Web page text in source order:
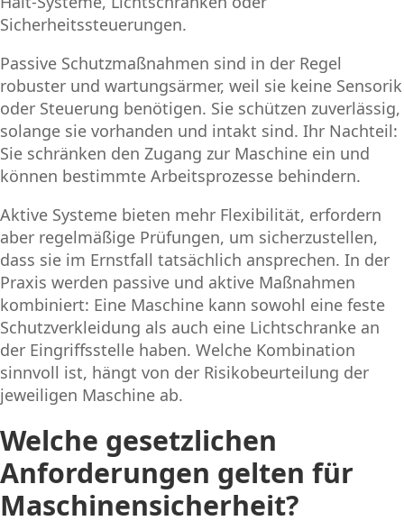
Sicherheitssteuerungen.
Passive Schutzmaßnahmen sind in der Regel
robuster und wartungsärmer, weil sie keine Sensorik
oder Steuerung benötigen. Sie schützen zuverlässig,
solange sie vorhanden und intakt sind. Ihr Nachteil:
Sie schränken den Zugang zur Maschine ein und
können bestimmte Arbeitsprozesse behindern.
Aktive Systeme bieten mehr Flexibilität, erfordern
aber regelmäßige Prüfungen, um sicherzustellen,
dass sie im Ernstfall tatsächlich ansprechen. In der
Praxis werden passive und aktive Maßnahmen
kombiniert: Eine Maschine kann sowohl eine feste
Schutzverkleidung als auch eine Lichtschranke an
der Eingriffsstelle haben. Welche Kombination
sinnvoll ist, hängt von der Risikobeurteilung der
jeweiligen Maschine ab.
Welche gesetzlichen
Anforderungen gelten für
Maschinensicherheit?